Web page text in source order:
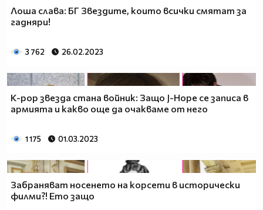
Лоша слава: БГ Звездите, които всички смятат за
гадняри!
3 762 26.02.2023
K-pop звезда стана войник: Защо J-Hope се записа в
армията и какво още да очакваме от него
1 175 01.03.2023
Забраняват носенето на корсети в исторически
филми?! Ето защо